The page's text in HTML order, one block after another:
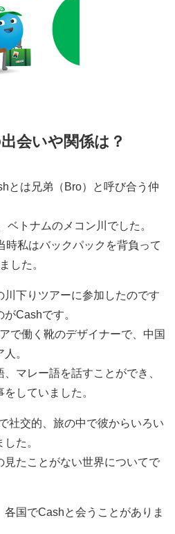
会いや関係は？
とは兄弟（Bro）と呼び合う仲
トナムのメコン川でした。
時私はバックパックを背負って
した。
下りツアーに参加したのです
Cashです。
で働く靴のデザイナーで、中国
。
マレー語を話すことができ、
していました。
社交的、旅の中で彼からいろい
た。
見たことがない世界についてで
国でCashと会うことがありま